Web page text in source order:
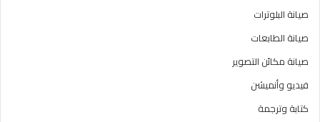
صيانة البلوترات
صيانة الطابعات
صيانة مكائن التصوير
فيديو وأنميشن
كتابة وترجمة